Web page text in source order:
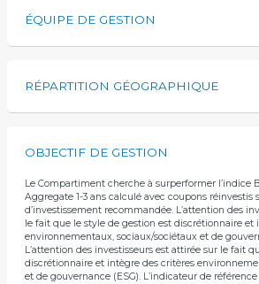
ÉQUIPE DE GESTION
RÉPARTITION GÉOGRAPHIQUE
OBJECTIF DE GESTION
Le Compartiment cherche à surperformer l’indice
Aggregate 1-3 ans calculé avec coupons réinvestis
d’investissement recommandée. L’attention des
le fait que le style de gestion est discrétionnaire et
environnementaux, sociaux/sociétaux et de
L’attention des investisseurs est attirée sur le fait
discrétionnaire et intègre des critères
et de gouvernance (ESG). L’indicateur de